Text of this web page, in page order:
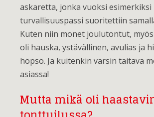
askaretta, jonka vuoksi
turvallisuuspassi suoritettiin
Kuten niin monet joulutontut,
oli hauska, ystävällinen, avulias ja
höpsö. Ja kuitenkin varsin taitava
asiassa!
Mutta mikä oli